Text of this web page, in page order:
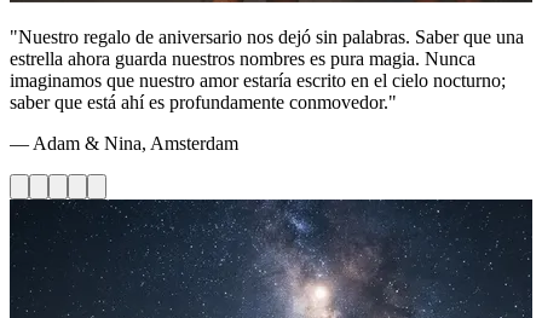
"Nuestro regalo de aniversario nos dejó sin palabras. Saber que una
estrella ahora guarda nuestros nombres es pura magia. Nunca
imaginamos que nuestro amor estaría escrito en el cielo nocturno;
saber que está ahí es profundamente conmovedor."
— Adam & Nina, Amsterdam